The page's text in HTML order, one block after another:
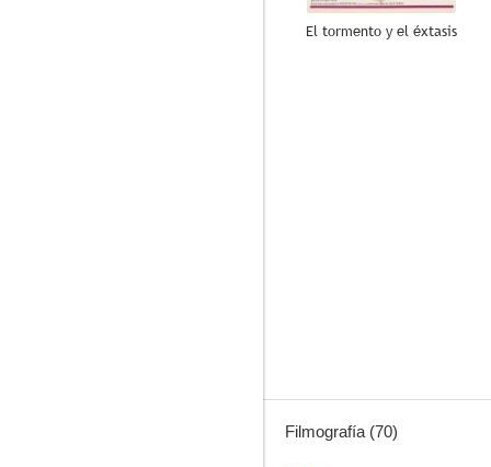
El tormento y el éxtasis
Filmografía (70)